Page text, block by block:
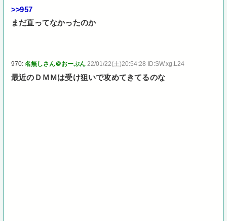
>>957
まだ直ってなかったのか
970:名無しさん＠おーぷん 22/01/22(土)20:54:28 ID:SW.xg.L24
最近のＤＭＭは受け狙いで攻めてきてるのな